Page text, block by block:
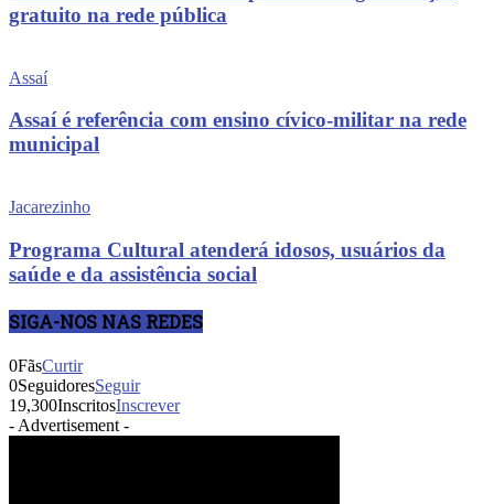
gratuito na rede pública
Assaí
Assaí é referência com ensino cívico-militar na rede
municipal
Jacarezinho
Programa Cultural atenderá idosos, usuários da
saúde e da assistência social
SIGA-NOS NAS REDES
0FãsCurtir
0SeguidoresSeguir
19,300InscritosInscrever
- Advertisement -